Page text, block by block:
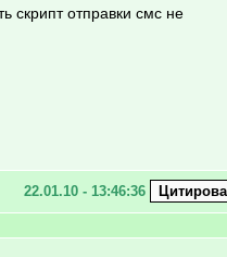
скрипт отправки смс не
22.01.10 - 13:46:36